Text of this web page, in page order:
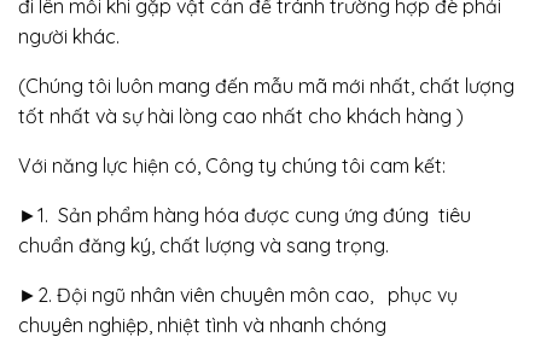
đi lên mỗi khi gặp vật cản để tránh trường hợp đè phải
người khác.
(Chúng tôi luôn mang đến mẫu mã mới nhất, chất lượng
tốt nhất và sự hài lòng cao nhất cho khách hàng )
Với năng lực hiện có, Công ty chúng tôi cam kết:
►1. Sản phẩm hàng hóa được cung ứng đúng tiêu
chuẩn đăng ký, chất lượng và sang trọng.
►2. Đội ngũ nhân viên chuyên môn cao, phục vụ
chuyên nghiệp, nhiệt tình và nhanh chóng